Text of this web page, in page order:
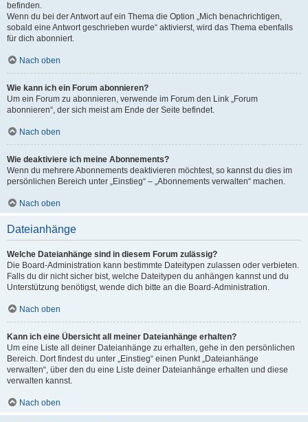
befinden.
Wenn du bei der Antwort auf ein Thema die Option „Mich benachrichtigen,
sobald eine Antwort geschrieben wurde“ aktivierst, wird das Thema ebenfalls
für dich abonniert.
Nach oben
Wie kann ich ein Forum abonnieren?
Um ein Forum zu abonnieren, verwende im Forum den Link „Forum
abonnieren“, der sich meist am Ende der Seite befindet.
Nach oben
Wie deaktiviere ich meine Abonnements?
Wenn du mehrere Abonnements deaktivieren möchtest, so kannst du dies im
persönlichen Bereich unter „Einstieg“ – „Abonnements verwalten“ machen.
Nach oben
Dateianhänge
Welche Dateianhänge sind in diesem Forum zulässig?
Die Board-Administration kann bestimmte Dateitypen zulassen oder verbieten.
Falls du dir nicht sicher bist, welche Dateitypen du anhängen kannst und du
Unterstützung benötigst, wende dich bitte an die Board-Administration.
Nach oben
Kann ich eine Übersicht all meiner Dateianhänge erhalten?
Um eine Liste all deiner Dateianhänge zu erhalten, gehe in den persönlichen
Bereich. Dort findest du unter „Einstieg“ einen Punkt „Dateianhänge
verwalten“, über den du eine Liste deiner Dateianhänge erhalten und diese
verwalten kannst.
Nach oben